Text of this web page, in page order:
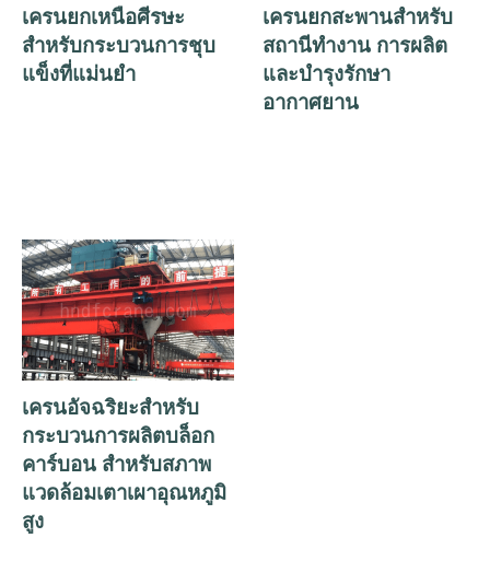
เครนยกเหนือศีรษะ
สำหรับกระบวนการชุบ
แข็งที่แม่นยำ
เครนยกสะพานสำหรับ
สถานีทำงาน การผลิต
และบำรุงรักษา
อากาศยาน
เครนอัจฉริยะสำหรับ
กระบวนการผลิตบล็อก
คาร์บอน สำหรับสภาพ
แวดล้อมเตาเผาอุณหภูมิ
สูง